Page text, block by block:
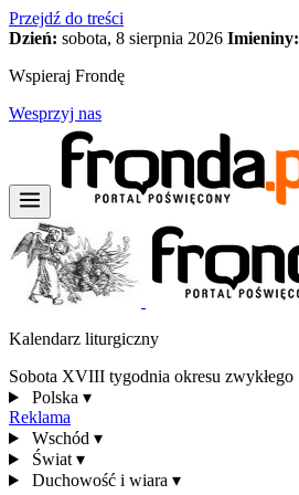
Przejdź do treści
Dzień: sobota, 8 sierpnia 2026 Imieniny:
Wspieraj Frondę
Wesprzyj nas
Kalendarz liturgiczny
Sobota XVIII tygodnia okresu zwykłego
Polska ▾
Reklama
Wschód ▾
Świat ▾
Duchowość i wiara ▾